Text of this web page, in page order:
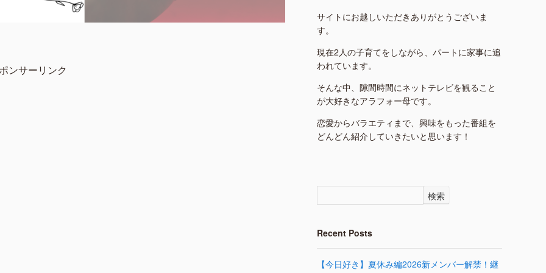
ンサーリンク
サイトにお越しいただきありがとうございま
す。
現在2人の子育てをしながら、パートに家事に追
われています。
そんな中、隙間時間にネットテレビを観ること
が大好きなアラフォー母です。
恋愛からバラエティまで、興味をもった番組を
どんどん紹介していきたいと思います！
検索
Recent Posts
【今日好き】夏休み編2026新メンバー解禁！継